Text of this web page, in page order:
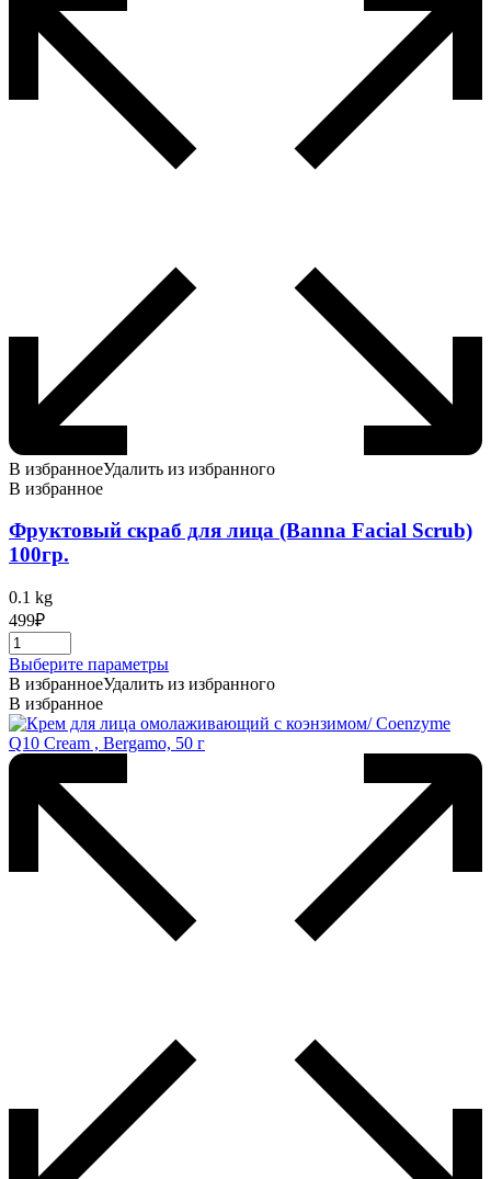
В избранноеУдалить из избранного
В избранное
Фруктовый скраб для лица (Banna Facial Scrub)
100гр.
0.1 kg
499₽
Выберите параметрыЭтот
товар
несколько
вариаций.
В избранноеУдалить из избранного
В избранное